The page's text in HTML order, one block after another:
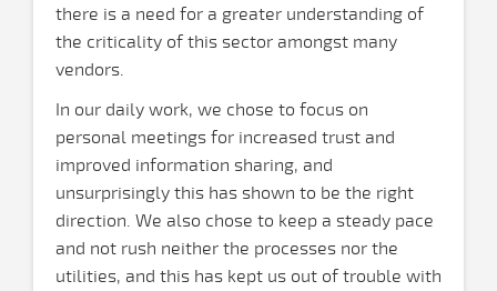
there is a need for a greater understanding of
the criticality of this sector amongst many
vendors.
In our daily work, we chose to focus on
personal meetings for increased trust and
improved information sharing, and
unsurprisingly this has shown to be the right
direction. We also chose to keep a steady pace
and not rush neither the processes nor the
utilities, and this has kept us out of trouble with